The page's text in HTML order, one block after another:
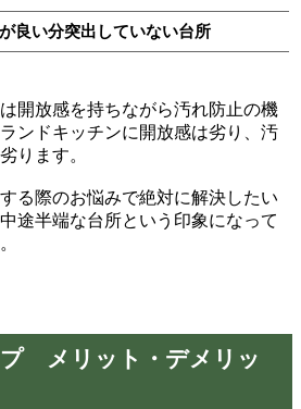
良い分突出していない台所
開放感を持ちながら汚れ防止の機
ンドキッチンに開放感は劣り、汚
ります。
る際のお悩みで絶対に解決したい
途半端な台所という印象になって
メリット・デメリッ